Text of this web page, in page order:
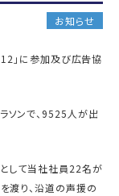
お知らせ
」に参加及び広告協
ソンで、9525人が出
として当社社員22名が
渡り、沿道の声援の